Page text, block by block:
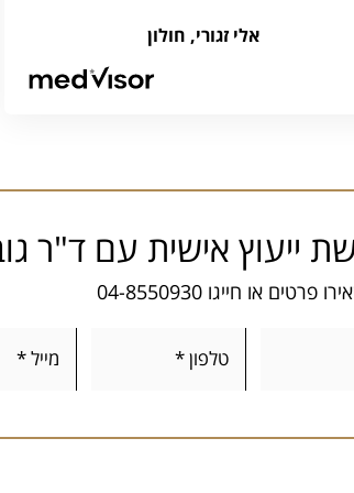
ממליצה בחום לכולם
אלי זגורי, חולון
ייעוץ אישית עם ד"ר
או חייגו 04-8550930